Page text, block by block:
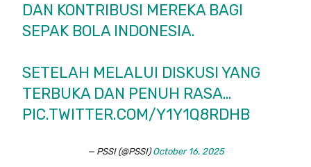
DAN KONTRIBUSI MEREKA BAGI
SEPAK BOLA INDONESIA.
SETELAH MELALUI DISKUSI YANG
TERBUKA DAN PENUH RASA…
PIC.TWITTER.COM/Y1Y1Q8RDHB
— PSSI (@PSSI)October 16, 2025